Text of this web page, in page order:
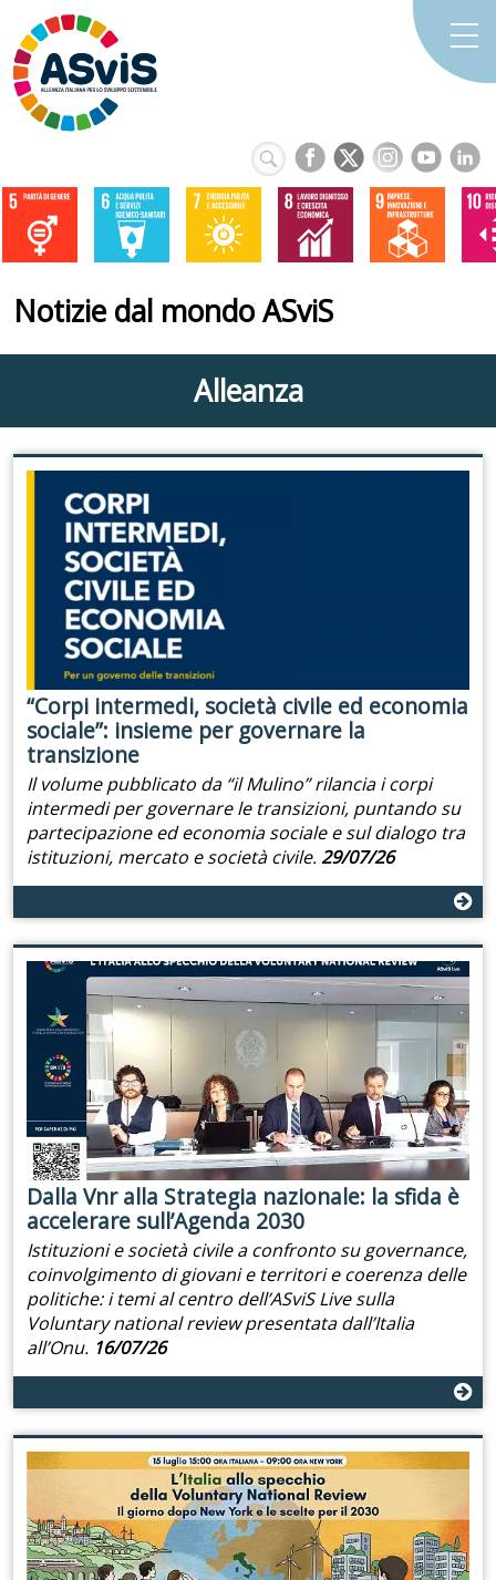
Notizie dal mondo ASviS
Alleanza
“Corpi intermedi, società civile ed economia
sociale”: insieme per governare la
transizione
Il volume pubblicato da “il Mulino” rilancia i corpi
intermedi per governare le transizioni, puntando su
partecipazione ed economia sociale e sul dialogo tra
istituzioni, mercato e società civile.29/07/26
Dalla Vnr alla Strategia nazionale: la sfida è
accelerare sull’Agenda 2030
Istituzioni e società civile a confronto su governance,
coinvolgimento di giovani e territori e coerenza delle
politiche: i temi al centro dell’ASviS Live sulla
Voluntary national review presentata dall’Italia
all’Onu. 16/07/26